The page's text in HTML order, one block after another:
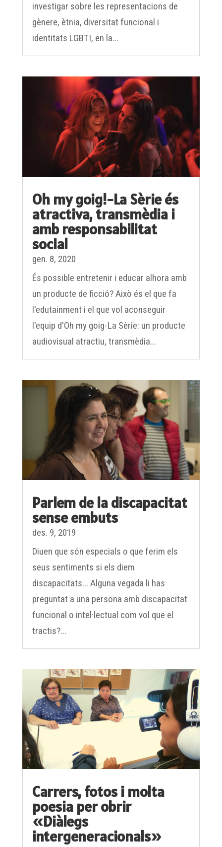
gènere, ètnia, diversitat funcional i
identitats LGBTI, en la...
Oh my goig!-La Sèrie és
atractiva, transmèdia i
amb responsabilitat
social
gen. 8, 2020
És possible entretenir i educar alhora amb
un producte de ficció? Això és el que fa
l'edutainment i el que vol aconseguir
l'equip d'Oh my goig-La Sèrie: un producte
audiovisual atractiu, transmèdia...
Parlem de la discapacitat
sense embuts
des. 9, 2019
Diuen que són especials o que ferim els
seus sentiments si els diem
discapacitats... Alguna vegada li has
preguntat a una persona amb discapacitat
funcional o intel·lectual com vol que el
tractis?...
Carrers, fotos i molta
poesia per obrir
«Diàlegs
intergeneracionals»
oct. 17, 2019